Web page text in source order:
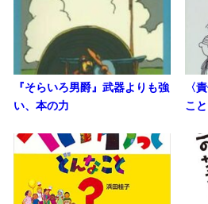
『そらいろ男爵』武器よりも強
い、本の力
〈
こ